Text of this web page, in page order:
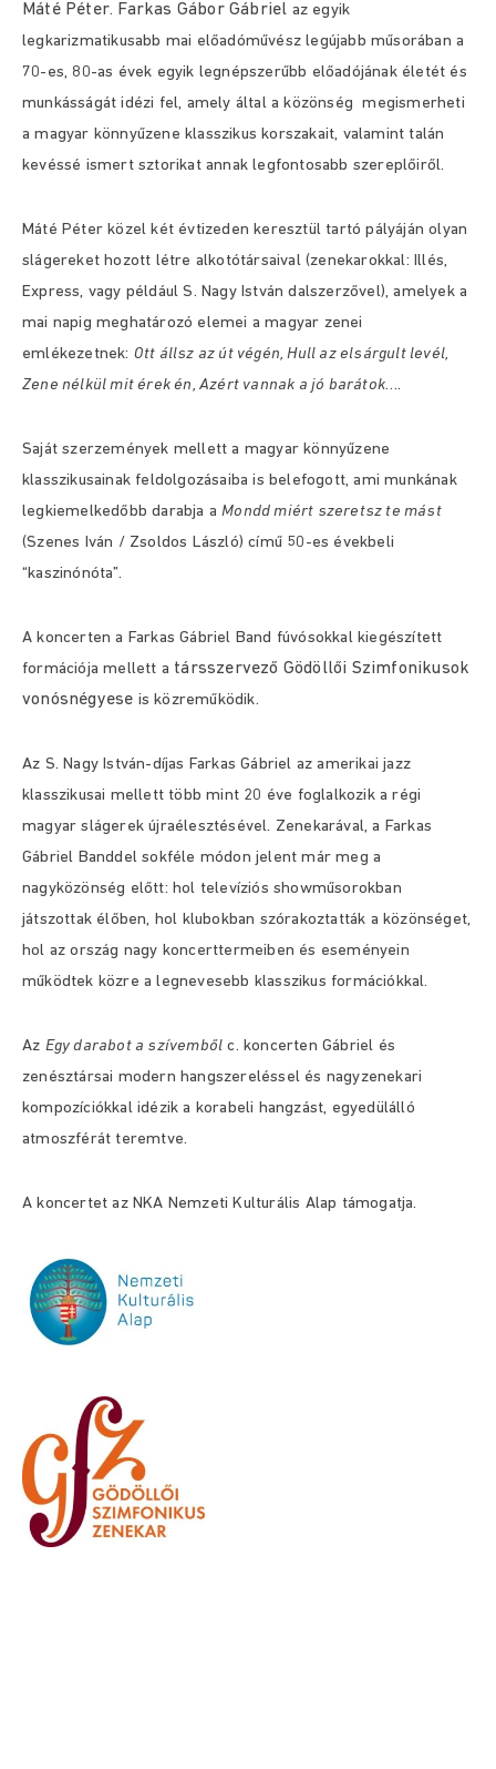
Máté Péter. Farkas Gábor Gábriel az egyik
legkarizmatikusabb mai előadóművész legújabb műsorában a
70-es, 80-as évek egyik legnépszerűbb előadójának életét és
munkásságát idézi fel, amely által a közönség megismerheti
a magyar könnyűzene klasszikus korszakait, valamint talán
kevéssé ismert sztorikat annak legfontosabb szereplőiről.
Máté Péter közel két évtizeden keresztül tartó pályáján olyan
slágereket hozott létre alkotótársaival (zenekarokkal: Illés,
Express, vagy például S. Nagy István dalszerzővel), amelyek a
mai napig meghatározó elemei a magyar zenei
emlékezetnek: Ott állsz az út végén, Hull az elsárgult levél,
Zene nélkül mit érek én, Azért vannak a jó barátok….
Saját szerzemények mellett a magyar könnyűzene
klasszikusainak feldolgozásaiba is belefogott, ami munkának
legkiemelkedőbb darabja aMondd miért szeretsz te mást
(Szenes Iván / Zsoldos László) című 50-es évekbeli
“kaszinónóta”.
A koncerten a Farkas Gábriel Band fúvósokkal kiegészített
formációja mellett a társszervező Gödöllői Szimfonikusok
vonósnégyese is közreműködik.
Az S. Nagy István-díjas Farkas Gábriel az amerikai jazz
klasszikusai mellett több mint 20 éve foglalkozik a régi
magyar slágerek újraélesztésével. Zenekarával, a Farkas
Gábriel Banddel sokféle módon jelent már meg a
nagyközönség előtt: hol televíziós showműsorokban
játszottak élőben, hol klubokban szórakoztatták a közönséget,
hol az ország nagy koncerttermeiben és eseményein
működtek közre a legnevesebb klasszikus formációkkal.
Az Egy darabot a szívemből c. koncerten Gábriel és
zenésztársai modern hangszereléssel és nagyzenekari
kompozíciókkal idézik a korabeli hangzást, egyedülálló
atmoszférát teremtve.
A koncertet az NKA Nemzeti Kulturális Alap támogatja.